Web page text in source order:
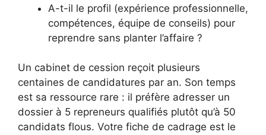
A-t-il le profil (expérience professionnelle,
compétences, équipe de conseils) pour
reprendre sans planter l’affaire ?
Un cabinet de cession reçoit plusieurs
centaines de candidatures par an. Son temps
est sa ressource rare : il préfère adresser un
dossier à 5 repreneurs qualifiés plutôt qu’à 50
candidats flous. Votre fiche de cadrage est le